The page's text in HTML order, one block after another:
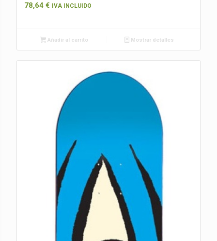
78,64 € IVA INCLUIDO
Añadir al carrito Mostrar detalles